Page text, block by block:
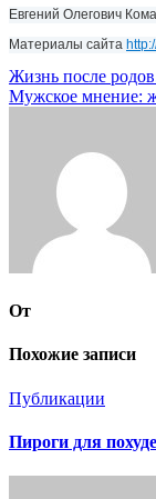
Евгений Олегович
Материалы сайта
Навигация
по
Жизнь после
Мужское мнение:
От
Похожие записи
Публикации
Пироги для